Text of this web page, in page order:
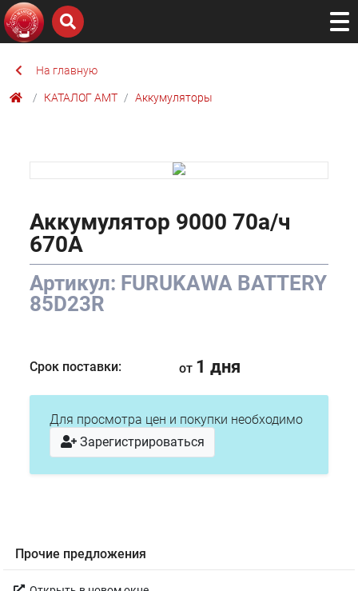
На главную
КАТАЛОГ AMТ Аккумуляторы
Аккумулятор 9000 70а/ч
670А
Артикул: FURUKAWA BATTERY
85D23R
Срок поставки: от 1 дня
Для просмотра цен и покупки необходимо
Зарегистрироваться
Прочие предложения